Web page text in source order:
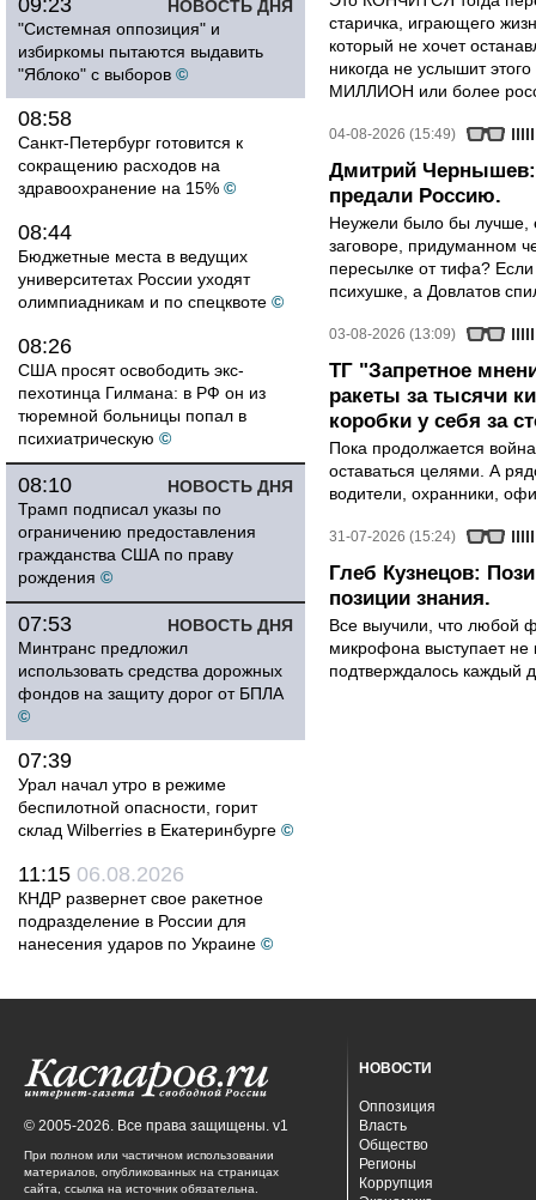
НОВОСТЬ ДНЯ
09:23
"Системная оппозиция" и
избиркомы пытаются выдавить
"Яблоко" с выборов ©
08:58
Санкт-Петербург готовится к
сокращению расходов на
здравоохранение на 15% ©
08:44
Бюджетные места в ведущих
университетах России уходят
олимпиадникам и по спецквоте ©
08:26
США просят освободить экс-
пехотинца Гилмана: в РФ он из
тюремной больницы попал в
психиатрическую ©
НОВОСТЬ ДНЯ
08:10
Трамп подписал указы по
ограничению предоставления
гражданства США по праву
рождения ©
НОВОСТЬ ДНЯ
07:53
Минтранс предложил
использовать средства дорожных
фондов на защиту дорог от БПЛА
©
07:39
Урал начал утро в режиме
беспилотной опасности, горит
склад Wilberries в Екатеринбурге ©
11:15 06.08.2026
КНДР развернет свое ракетное
подразделение в России для
нанесения ударов по Украине ©
старичка, играющего
который не хочет
никогда не услышит
МИЛЛИОН или более
04-08-2026 (15:49)
Дмитрий Чернышев:
предали Россию.
Неужели было бы лучше,
заговоре, придуманном
пересылке от тифа?
психушке, а Довлатов
03-08-2026 (13:09)
ТГ "Запретное
ракеты за тысячи
коробки у себя за
Пока продолжается
оставаться целями. А
водители, охранники,
31-07-2026 (15:24)
Глеб Кузнецов:
позиции знания.
Все выучили, что любой
микрофона выступает не
подтверждалось каждый
© 2005-2026. Все права защищены. v1
При полном или частичном использовании
материалов, опубликованных на страницах
сайта, ссылка на источник обязательна.
НОВОСТИ
Оппозиция
Власть
Общество
Регионы
Коррупция